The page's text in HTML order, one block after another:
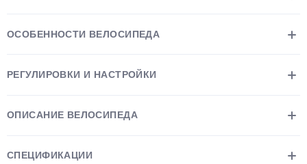
ОСОБЕННОСТИ ВЕЛОСИПЕДА
РЕГУЛИРОВКИ И НАСТРОЙКИ
ОПИСАНИЕ ВЕЛОСИПЕДА
СПЕЦИФИКАЦИИ